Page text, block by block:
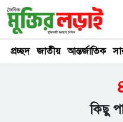
প্রচ্ছদ জাতীয় আন্তর্জাতিক
কিছু